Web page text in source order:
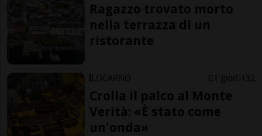
Ragazzo trovato morto
nella terrazza di un
ristorante
LOCARNO 1 gior 132
Crolla il palco al Monte
Verità: «È stato come
un'onda»